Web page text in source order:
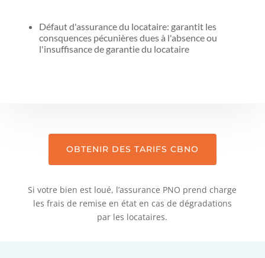
Défaut d'assurance du locataire: garantit les
consquences pécunières dues à l'absence ou
l'insuffisance de garantie du locataire
OBTENIR DES TARIFS CBNO
Si votre bien est loué, l’assurance PNO prend charge
les frais de remise en état en cas de dégradations
par les locataires.